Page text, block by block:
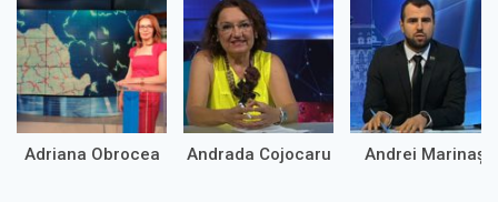
Adriana Obrocea Andrada Cojocaru Andrei Marinaș